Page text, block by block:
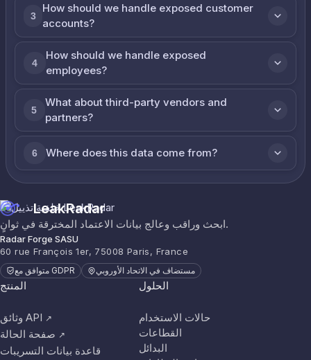
3
How should we handle exposed customer
accounts?
4
How should we handle exposed
employees?
5
What about third-party vendors and
partners?
6 Where does this data come from?
LeakRadar
ابحث وراقب وعالج بيانات الاعتماد المخترقة في ثوانٍ.
Radar Forge SASU
60 rue François 1er, 75008 Paris, France
متوافق مع GDPR مستضاف في الاتحاد الأوروبي
المنتج
وثائق API ↗
صفحة الحالة ↗
قاعدة بيانات التسريبات
الحلول
حالات الاستخدام
القطاعات
البدائل